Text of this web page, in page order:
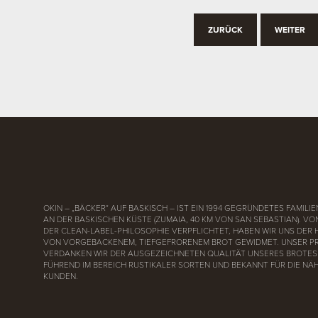
ZURÜCK WEITER
OKIN – „BÄCKER“ AUF BASKISCH – IST EIN 1994 GEGRÜNDETES
AN DER BASKISCHEN KÜSTE (ZUMAIA, 40 KM VON SAN SEBASTIAN).
DER CLEAN-LABEL-PHILOSOPHIE VERPFLICHTET, HABEN WIR UNS DER
VON VORGEBACKENEM, TIEFGEFRORENEM BROT GEWIDMET. UNSER
VERDANKEN WIR DER AUSGEZEICHNETEN QUALITÄT UNSERES
FÜHREND IM BEREICH RUSTIKALER SORTEN UND BEKANNT FÜR DIE
KUNDEN.